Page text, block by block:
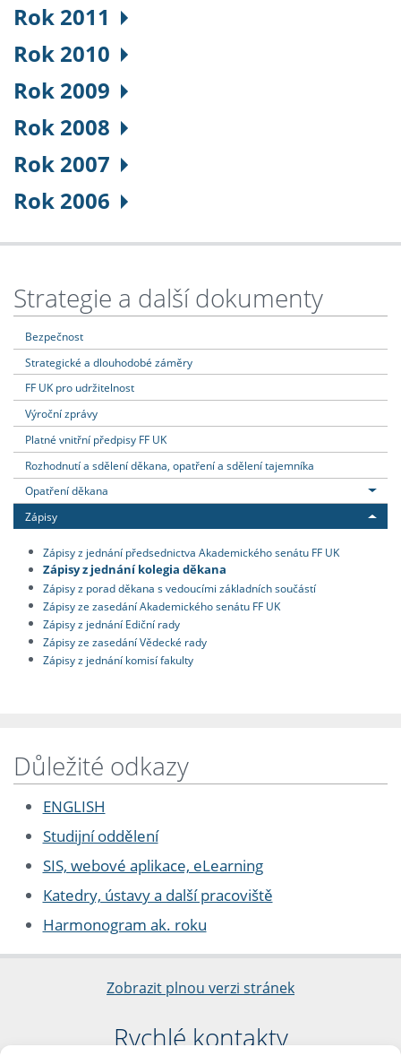
Rok 2011
Rok 2010
Rok 2009
Rok 2008
Rok 2007
Rok 2006
Strategie a další dokumenty
Bezpečnost
Strategické a dlouhodobé záměry
FF UK pro udržitelnost
Výroční zprávy
Platné vnitřní předpisy FF UK
Rozhodnutí a sdělení děkana, opatření a sdělení tajemníka
Opatření děkana
Zápisy
Zápisy z jednání předsednictva Akademického senátu FF UK
Zápisy z jednání kolegia děkana
Zápisy z porad děkana s vedoucími základních součástí
Zápisy ze zasedání Akademického senátu FF UK
Zápisy z jednání Ediční rady
Zápisy ze zasedání Vědecké rady
Zápisy z jednání komisí fakulty
Důležité odkazy
ENGLISH
Studijní oddělení
SIS, webové aplikace, eLearning
Katedry, ústavy a další pracoviště
Harmonogram ak. roku
Zobrazit plnou verzi stránek
Rychlé kontakty